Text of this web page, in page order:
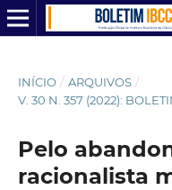
INÍCIO / ARQUIVOS /
V. 30 N. 357 (2022):
Pelo
racionalista